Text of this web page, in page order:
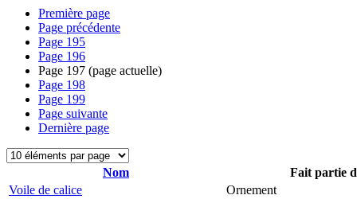
Première page
Page précédente
Page 195
Page 196
Page 197 (page actuelle)
Page 198
Page 199
Page suivante
Dernière page
Nom
Fait partie
Voile de calice
Ornement